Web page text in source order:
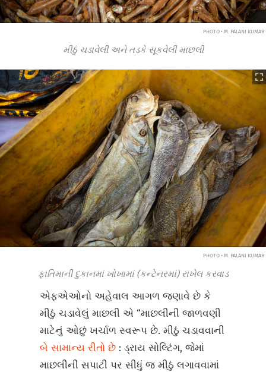
PHOTO • M. PALANI KUMAR
મીઠું ચડાવેલી અને તડકે સૂકવેલી માછલી
PHOTO • M. PALANI KUMAR
ફાતિમાની દુકાનમાં ખોખામાં (કન્ટેનરમાં) રાખેલ કરવાડ
એફએઓનો અહેવાલ આગળ જણાવે છે કે
મીઠું ચડાવેલું માછલી એ “માછલીની જાળવણી
માટેનું ઓછું ખર્ચાળ સ્વરૂપ છે. મીઠું ચડાવવાની
બે સામાન્ય રીતો છે : ડ્રાય સોલ્ટિંગ, જેમાં
માછલીની સપાટી પર સીધું જ મીઠું લગાવવામાં